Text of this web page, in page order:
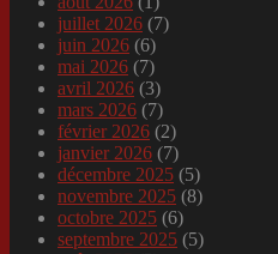
juillet 2026 (7)
juin 2026 (6)
mai 2026 (7)
avril 2026 (3)
mars 2026 (7)
février 2026 (2)
janvier 2026 (7)
décembre 2025 (5)
novembre 2025 (8)
octobre 2025 (6)
septembre 2025 (5)